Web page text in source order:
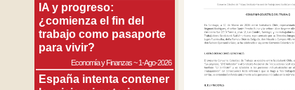
IA y progreso:
¿comienza el fin del
trabajo como pasaporte
para vivir?
Economía y Finanzas~1-Ago-2026
España intenta contener